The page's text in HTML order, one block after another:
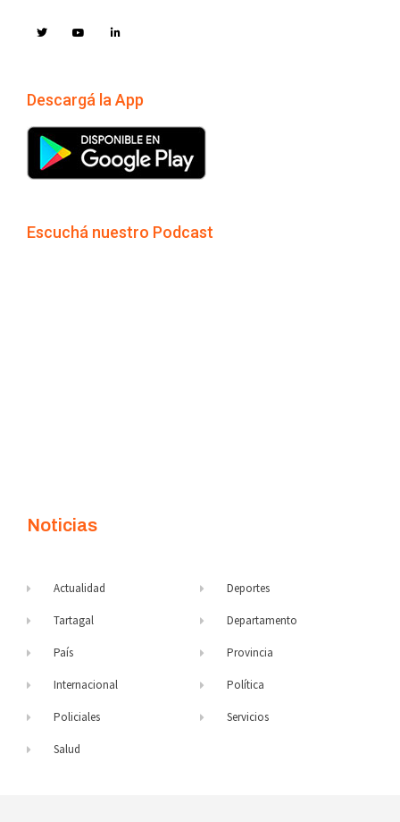
Descargá la App
Escuchá nuestro Podcast
Noticias
Actualidad
Tartagal
País
Internacional
Policiales
Salud
Deportes
Departamento
Provincia
Política
Servicios